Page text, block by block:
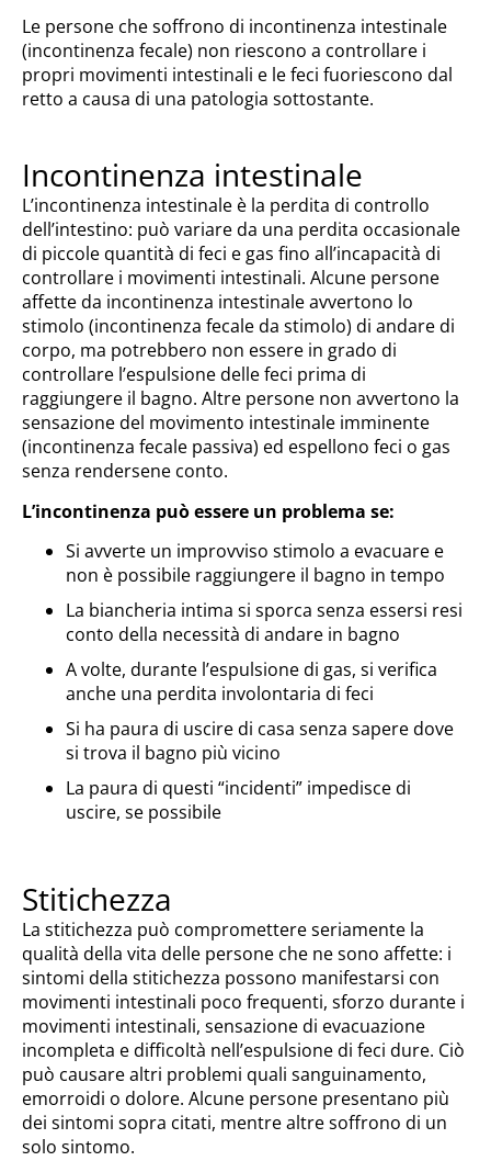
Le persone che soffrono di incontinenza intestinale
(incontinenza fecale) non riescono a controllare i
propri movimenti intestinali e le feci fuoriescono dal
retto a causa di una patologia sottostante.
Incontinenza intestinale
L’incontinenza intestinale è la perdita di controllo
dell’intestino: può variare da una perdita occasionale
di piccole quantità di feci e gas fino all’incapacità di
controllare i movimenti intestinali. Alcune persone
affette da incontinenza intestinale avvertono lo
stimolo (incontinenza fecale da stimolo) di andare di
corpo, ma potrebbero non essere in grado di
controllare l’espulsione delle feci prima di
raggiungere il bagno. Altre persone non avvertono la
sensazione del movimento intestinale imminente
(incontinenza fecale passiva) ed espellono feci o gas
senza rendersene conto.
L’incontinenza può essere un problema se:
Si avverte un improvviso stimolo a evacuare e
non è possibile raggiungere il bagno in tempo
La biancheria intima si sporca senza essersi resi
conto della necessità di andare in bagno
A volte, durante l’espulsione di gas, si verifica
anche una perdita involontaria di feci
Si ha paura di uscire di casa senza sapere dove
si trova il bagno più vicino
La paura di questi “incidenti” impedisce di
uscire, se possibile
Stitichezza
La stitichezza può compromettere seriamente la
qualità della vita delle persone che ne sono affette: i
sintomi della stitichezza possono manifestarsi con
movimenti intestinali poco frequenti, sforzo durante i
movimenti intestinali, sensazione di evacuazione
incompleta e difficoltà nell’espulsione di feci dure. Ciò
può causare altri problemi quali sanguinamento,
emorroidi o dolore. Alcune persone presentano più
dei sintomi sopra citati, mentre altre soffrono di un
solo sintomo.